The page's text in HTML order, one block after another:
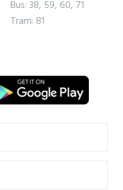
Bus: 38, 59, 60, 71
Tram: 81